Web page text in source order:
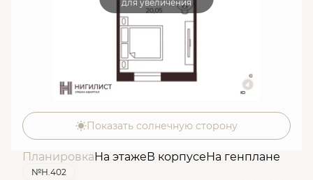
для увеличения
Показать солнечную сторону
ПланировкаНа этажеВ корпусеНа генплане
№Н.402